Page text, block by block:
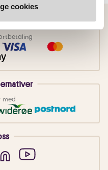
cookies
med